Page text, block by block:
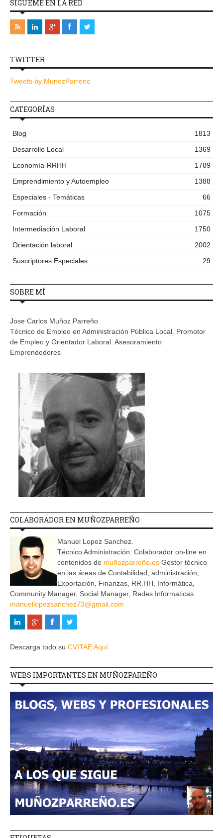
SÍGUEME EN LA RED
TWITTER
Tweets by MunozParreno
CATEGORÍAS
Blog
1813
Desarrollo Local
1369
Economía-RRHH
1789
Emprendimiento y Autoempleo
1388
Especiales - Temáticas
66
Formación
1075
Intermediación Laboral
1750
Orientación laboral
2002
Suscriptores Especiales
29
SOBRE MÍ
Jose Carlos Muñoz Parreño
Técnico de Empleo en Administración Pública Local. Promotor
de Empleo y Orientador Laboral. Asesoramiento
Emprendedores
COLABORADOR EN MUÑOZPARREÑO
Manuel Lopez Sanchez.
Técnico Administración. Colaborador on-line en
contenidos de muñozparreño.es Gestor técnico
en las áreas de Contabilidad, administración,
Exportación, Finanzas, RR.HH, Informática,
Community Manager, Social Manager, Redes Informaticas.
manuellopezsanchez73@gmail.com
Descarga todo su CVITAE Aquí
WEBS IMPORTANTES EN MUÑOZPAREÑO